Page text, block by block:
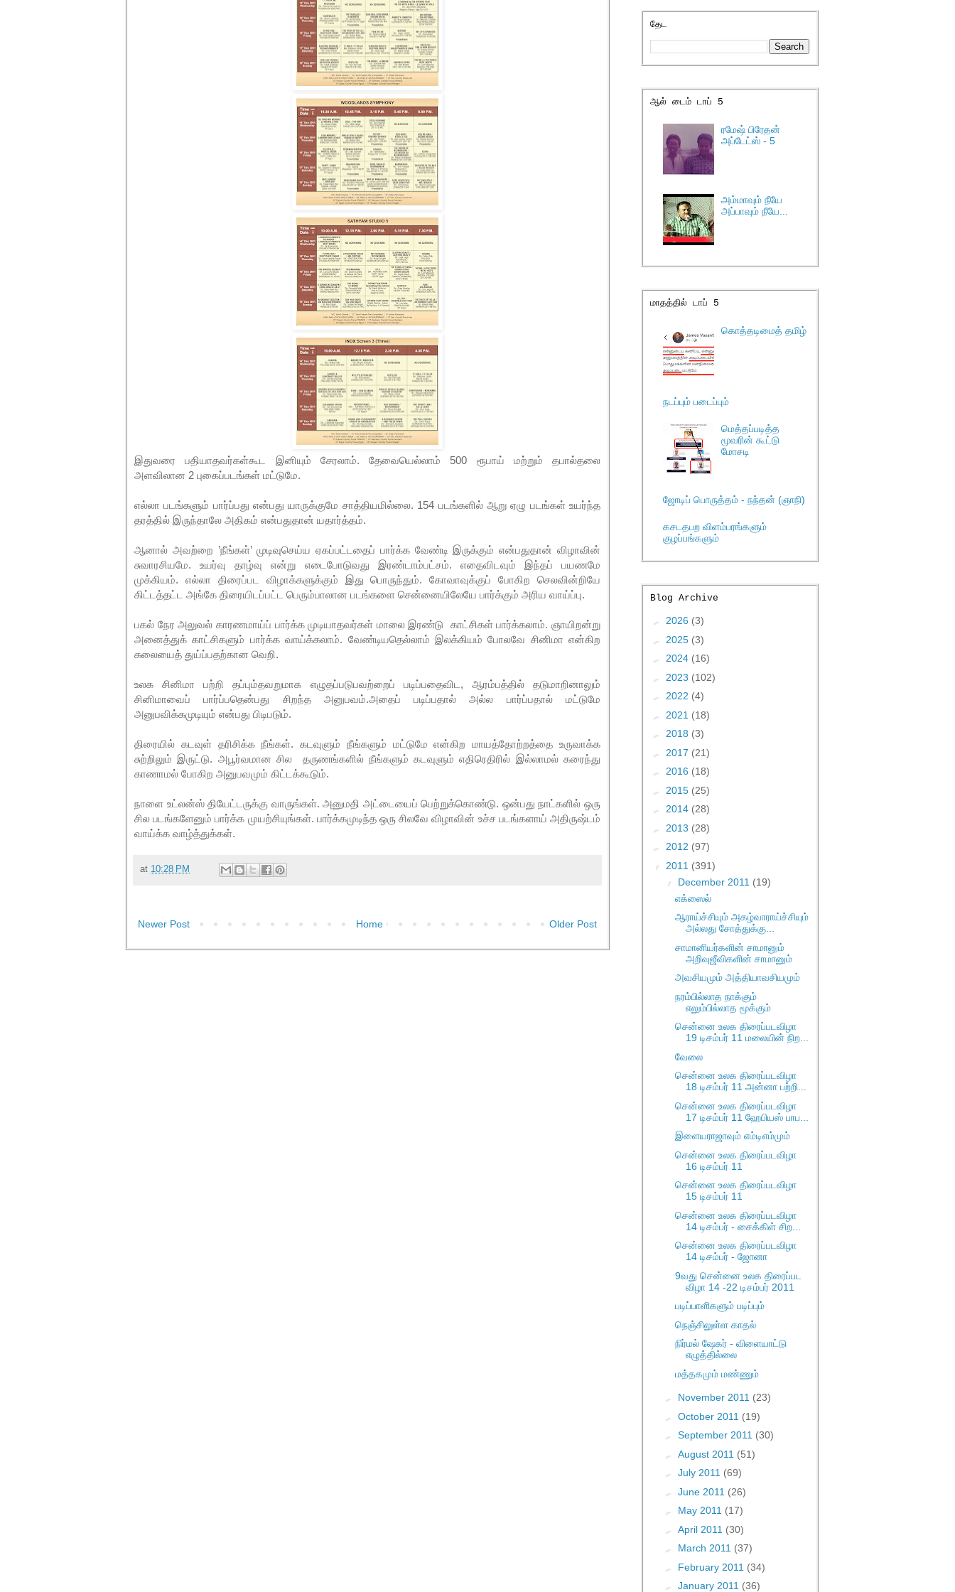
இதுவரை பதியாதவர்கள்கூட இனியும் சேரலாம். தேவையெல்லாம் 500 ரூபாய் மற்றும் தபால்தலை
அளவிலான 2 புகைப்படங்கள் மட்டுமே.
எல்லா படங்களும் பார்ப்பது என்பது யாருக்குமே சாத்தியமில்லை. 154 படங்களில் ஆறு ஏழு படங்கள் உயர்ந்த
தரத்தில் இருந்தாலே அதிகம் என்பதுதான் யதார்த்தம்.
ஆனால் அவற்றை ’நீங்கள்’ முடிவுசெய்ய ஏகப்பட்டதைப் பார்க்க வேண்டி இருக்கும் என்பதுதான் விழாவின்
சுவாரசியமே. உயர்வு தாழ்வு என்று எடைபோடுவது இரண்டாம்பட்சம். எதைவிடவும் இந்தப் பயணமே
முக்கியம். எல்லா திரைப்பட விழாக்களுக்கும் இது பொருந்தும். கோவாவுக்குப் போகிற செலவின்றியே
கிட்டத்தட்ட அங்கே திரையிடப்பட்ட பெரும்பாலான படங்களை சென்னையிலேயே பார்க்கும் அரிய வாய்ப்பு.
பகல் நேர அலுவல் காரணமாய்ப் பார்க்க முடியாதவர்கள் மாலை இரண்டு காட்சிகள் பார்க்கலாம். ஞாயிறன்று
அனைத்துக் காட்சிகளும் பார்க்க வாய்க்கலாம். வேண்டியதெல்லாம் இலக்கியம் போலவே சினிமா என்கிற
கலையைத் துய்ப்பதற்கான வெறி.
உலக சினிமா பற்றி தப்பும்தவறுமாக எழுதப்படுபவற்றைப் படிப்பதைவிட, ஆரம்பத்தில் தடுமாறினாலும்
சினிமாவைப் பார்ப்பதென்பது சிறந்த அனுபவம்.அதைப் படிப்பதால் அல்ல பார்ப்பதால் மட்டுமே
அனுபவிக்கமுடியும் என்பது பிடிபடும்.
திரையில் கடவுள் தரிசிக்க நீங்கள். கடவுளும் நீங்களும் மட்டுமே என்கிற மாயத்தோற்றத்தை உருவாக்க
சுற்றிலும் இருட்டு. அபூர்வமான சில தருணங்களில் நீங்களும் கடவுளும் எதிரெதிரில் இல்லாமல் கரைந்து
காணாமல் போகிற அனுபவமும் கிட்டக்கூடும்.
நாளை உட்லன்ஸ் தியேட்டருக்கு வாருங்கள். அனுமதி அட்டையைப் பெற்றுக்கொண்டு. ஒன்பது நாட்களில் ஒரு
சில படங்களேனும் பார்க்க முயற்சியுங்கள். பார்க்கமுடிந்த ஒரு சிலவே விழாவின் உச்ச படங்களாய் அதிருஷ்டம்
வாய்க்க வாழ்த்துக்கள்.
at 10:28 PM
Newer Post Older Post
Home
தேட
ஆல் டைம் டாப் 5
ரமேஷ் பிரேதன்
அப்டேட்ஸ் - 5
அம்மாவும் நீயே
அப்பாவும் நீயே...
மாதத்தில் டாப் 5
கொத்தடிமைத் தமிழ்
நடப்பும் படைப்பும்
மெத்தப்படித்த
மூவரின் கூட்டு
மோசடி
ஜோடிப் பொருத்தம் - நந்தன் (ஞாநி)
கசடதபற விளம்பரங்களும்
குழப்பங்களும்
Blog Archive
► 2026 (3)
► 2025 (3)
► 2024 (16)
► 2023 (102)
► 2022 (4)
► 2021 (18)
► 2018 (3)
► 2017 (21)
► 2016 (18)
► 2015 (25)
► 2014 (28)
► 2013 (28)
► 2012 (97)
▼ 2011 (391)
▼ December 2011 (19)
எக்ஸைல்
ஆராய்ச்சியும் அகழ்வாராய்ச்சியும்
அல்லது சோத்துக்கு...
சாமானியர்களின் சாமானும்
அறிவுஜீவிகளின் சாமானும்
அவசியமும் அத்தியாவசியமும்
நரம்பில்லாத நாக்கும்
எலும்பில்லாத மூக்கும்
சென்னை உலக திரைப்படவிழா
19 டிசம்பர் 11 மலையின் நிற...
வேலை
சென்னை உலக திரைப்படவிழா
18 டிசம்பர் 11 அன்னா பற்றி...
சென்னை உலக திரைப்படவிழா
17 டிசம்பர் 11 ஹேபியஸ் பாப...
இளையராஜாவும் எம்டிஎம்மும்
சென்னை உலக திரைப்படவிழா
16 டிசம்பர் 11
சென்னை உலக திரைப்படவிழா
15 டிசம்பர் 11
சென்னை உலக திரைப்படவிழா
14 டிசம்பர் - சைக்கிள் சிற...
சென்னை உலக திரைப்படவிழா
14 டிசம்பர் - ஜோனா
9வது சென்னை உலக திரைப்பட
விழா 14 -22 டிசம்பர் 2011
படிப்பாளிகளும் படிப்பும்
நெஞ்சிலுள்ள காதல்
நிர்மல் ஷேகர் - விளையாட்டு
எழுத்தில்லை
மத்தகமும் மண்ணும்
► November 2011 (23)
► October 2011 (19)
► September 2011 (30)
► August 2011 (51)
► July 2011 (69)
► June 2011 (26)
► May 2011 (17)
► April 2011 (30)
► March 2011 (37)
► February 2011 (34)
► January 2011 (36)